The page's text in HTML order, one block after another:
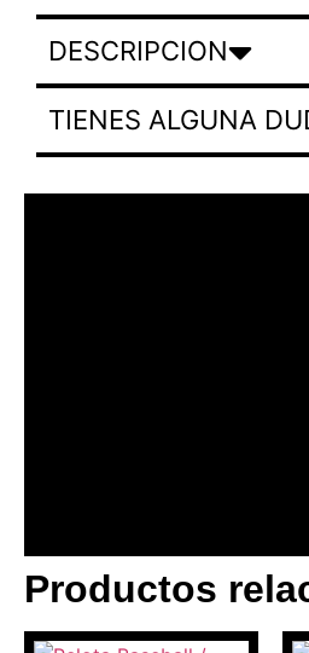
DESCRIPCION
TIENES ALGUNA
BANNER
Productos